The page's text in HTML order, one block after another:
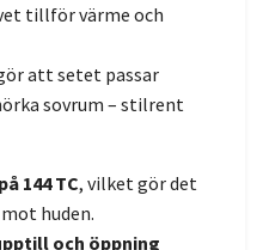
tillför värme och
att setet passar
sovrum – stilrent
144 TC, vilket gör det
huden.
och öppning